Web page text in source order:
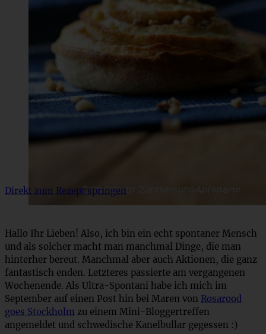
Direkt zum Rezept springen
Hallo Ihr Lieben! Also, ich bin ein echt spontaner Mensch
und als solcher macht man manchmal Dinge, die man
hinterher bereut. Manchmal aber auch Aktionen, die ganz
fantastisch enden. Letzteres passierte am vergangenen
Wochenende. Als Ultra-Spontani habe ich mich im
September auf einen Post hin bei Maren von Rosarood
goes Stockholm zu einem Mini-Bloggertreffen
angemeldet und schwedische Kanelbullar gegessen :)